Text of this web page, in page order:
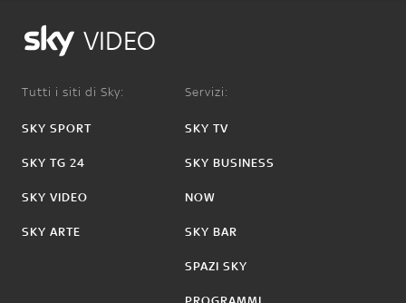
VIDEO
Tutti i siti di Sky:
SKY SPORT
SKY TG 24
SKY VIDEO
SKY ARTE
Servizi:
SKY TV
SKY BUSINESS
NOW
SKY BAR
SPAZI SKY